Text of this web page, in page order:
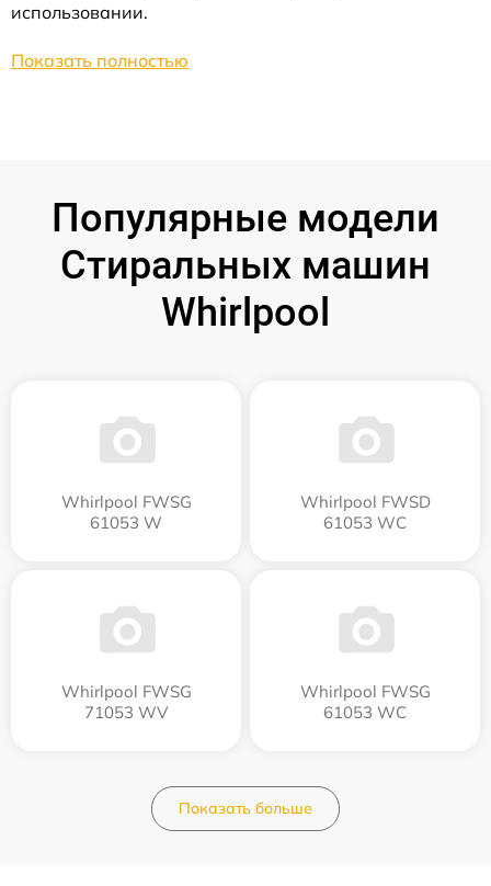
использовании.
Показать полностью
Популярные модели
Стиральных машин
Whirlpool
Whirlpool FWSG
61053 W
Whirlpool FWSD
61053 WC
Whirlpool FWSG
71053 WV
Whirlpool FWSG
61053 WC
Показать больше